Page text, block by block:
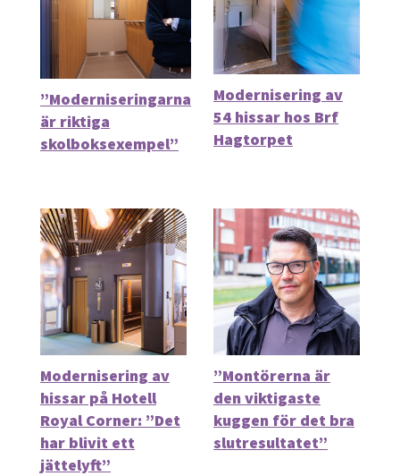
”Moderniseringarna
är riktiga
skolboksexempel”
Modernisering av
54 hissar hos Brf
Hagtorpet
Modernisering av
hissar på Hotell
Royal Corner: ”Det
har blivit ett
jättelyft”
”Montörerna är
den viktigaste
kuggen för det bra
slutresultatet”